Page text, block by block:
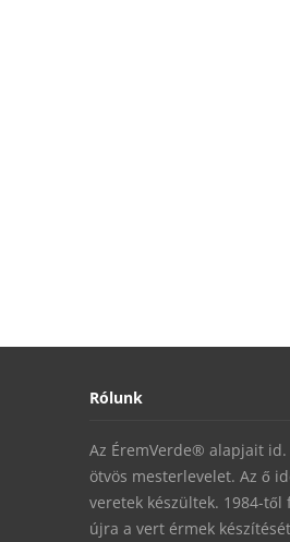
Rólunk
Az ÉremVerde® alapjait id.
ötvös mesterlevelet. Az ő
veretek készültek. 1984-
újra a vert érmek